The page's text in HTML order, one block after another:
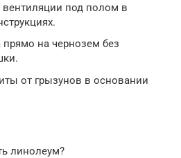
вентиляции под полом в
прямо на чернозем без
от грызунов в основании
линолеум?